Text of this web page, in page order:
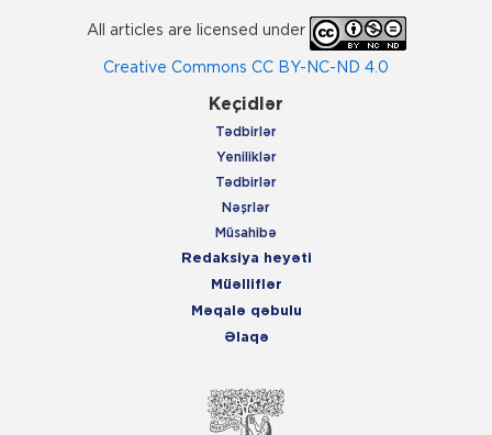
All articles are licensed under
Creative Commons CC BY-NC-ND 4.0
Keçidlər
Tədbirlər
Yeniliklər
Tədbirlər
Nəşrlər
Müsahibə
Redaksiya heyəti
Müəlliflər
Məqalə qəbulu
Əlaqə